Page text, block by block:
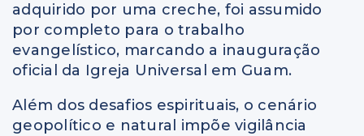
adquirido por uma creche, foi assumido
por completo para o trabalho
evangelístico, marcando a inauguração
oficial da Igreja Universal em Guam.
Além dos desafios espirituais, o cenário
geopolítico e natural impõe vigilância